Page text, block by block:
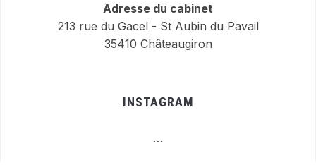
Adresse du cabinet
213 rue du Gacel - St Aubin du Pavail
35410 Châteaugiron
INSTAGRAM
…